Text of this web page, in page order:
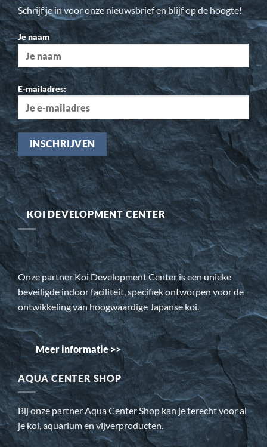
Schrijf je in voor onze nieuwsbrief en blijf op de hoogte!
Je naam
E-mailadres:
KOI DEVELOPMENT CENTER
Onze partner Koi Development Center is een unieke
beveiligde indoor faciliteit, specifiek ontworpen voor de
ontwikkeling van hoogwaardige Japanse koi.
Meer informatie >>
AQUA CENTER SHOP
Bij onze partner Aqua Center Shop kan je terecht voor al
je koi, aquarium en vijverproducten.